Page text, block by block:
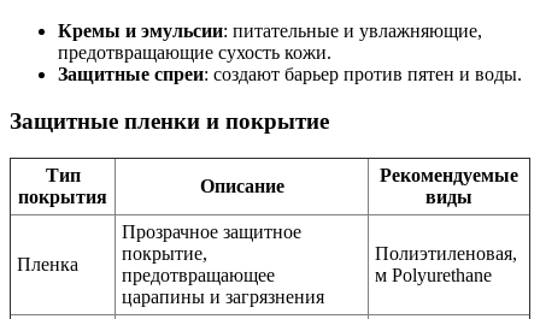
Кремы и эмульсии: питательные и увлажняющие,
предотвращающие сухость кожи.
Защитные спреи: создают барьер против пятен и воды.
Защитные пленки и покрытие
Тип
покрытия
Описание
Рекомендуемые
виды
Пленка
Прозрачное защитное
покрытие,
предотвращающее
царапины и загрязнения
Полиэтиленовая,
м Polyurethane